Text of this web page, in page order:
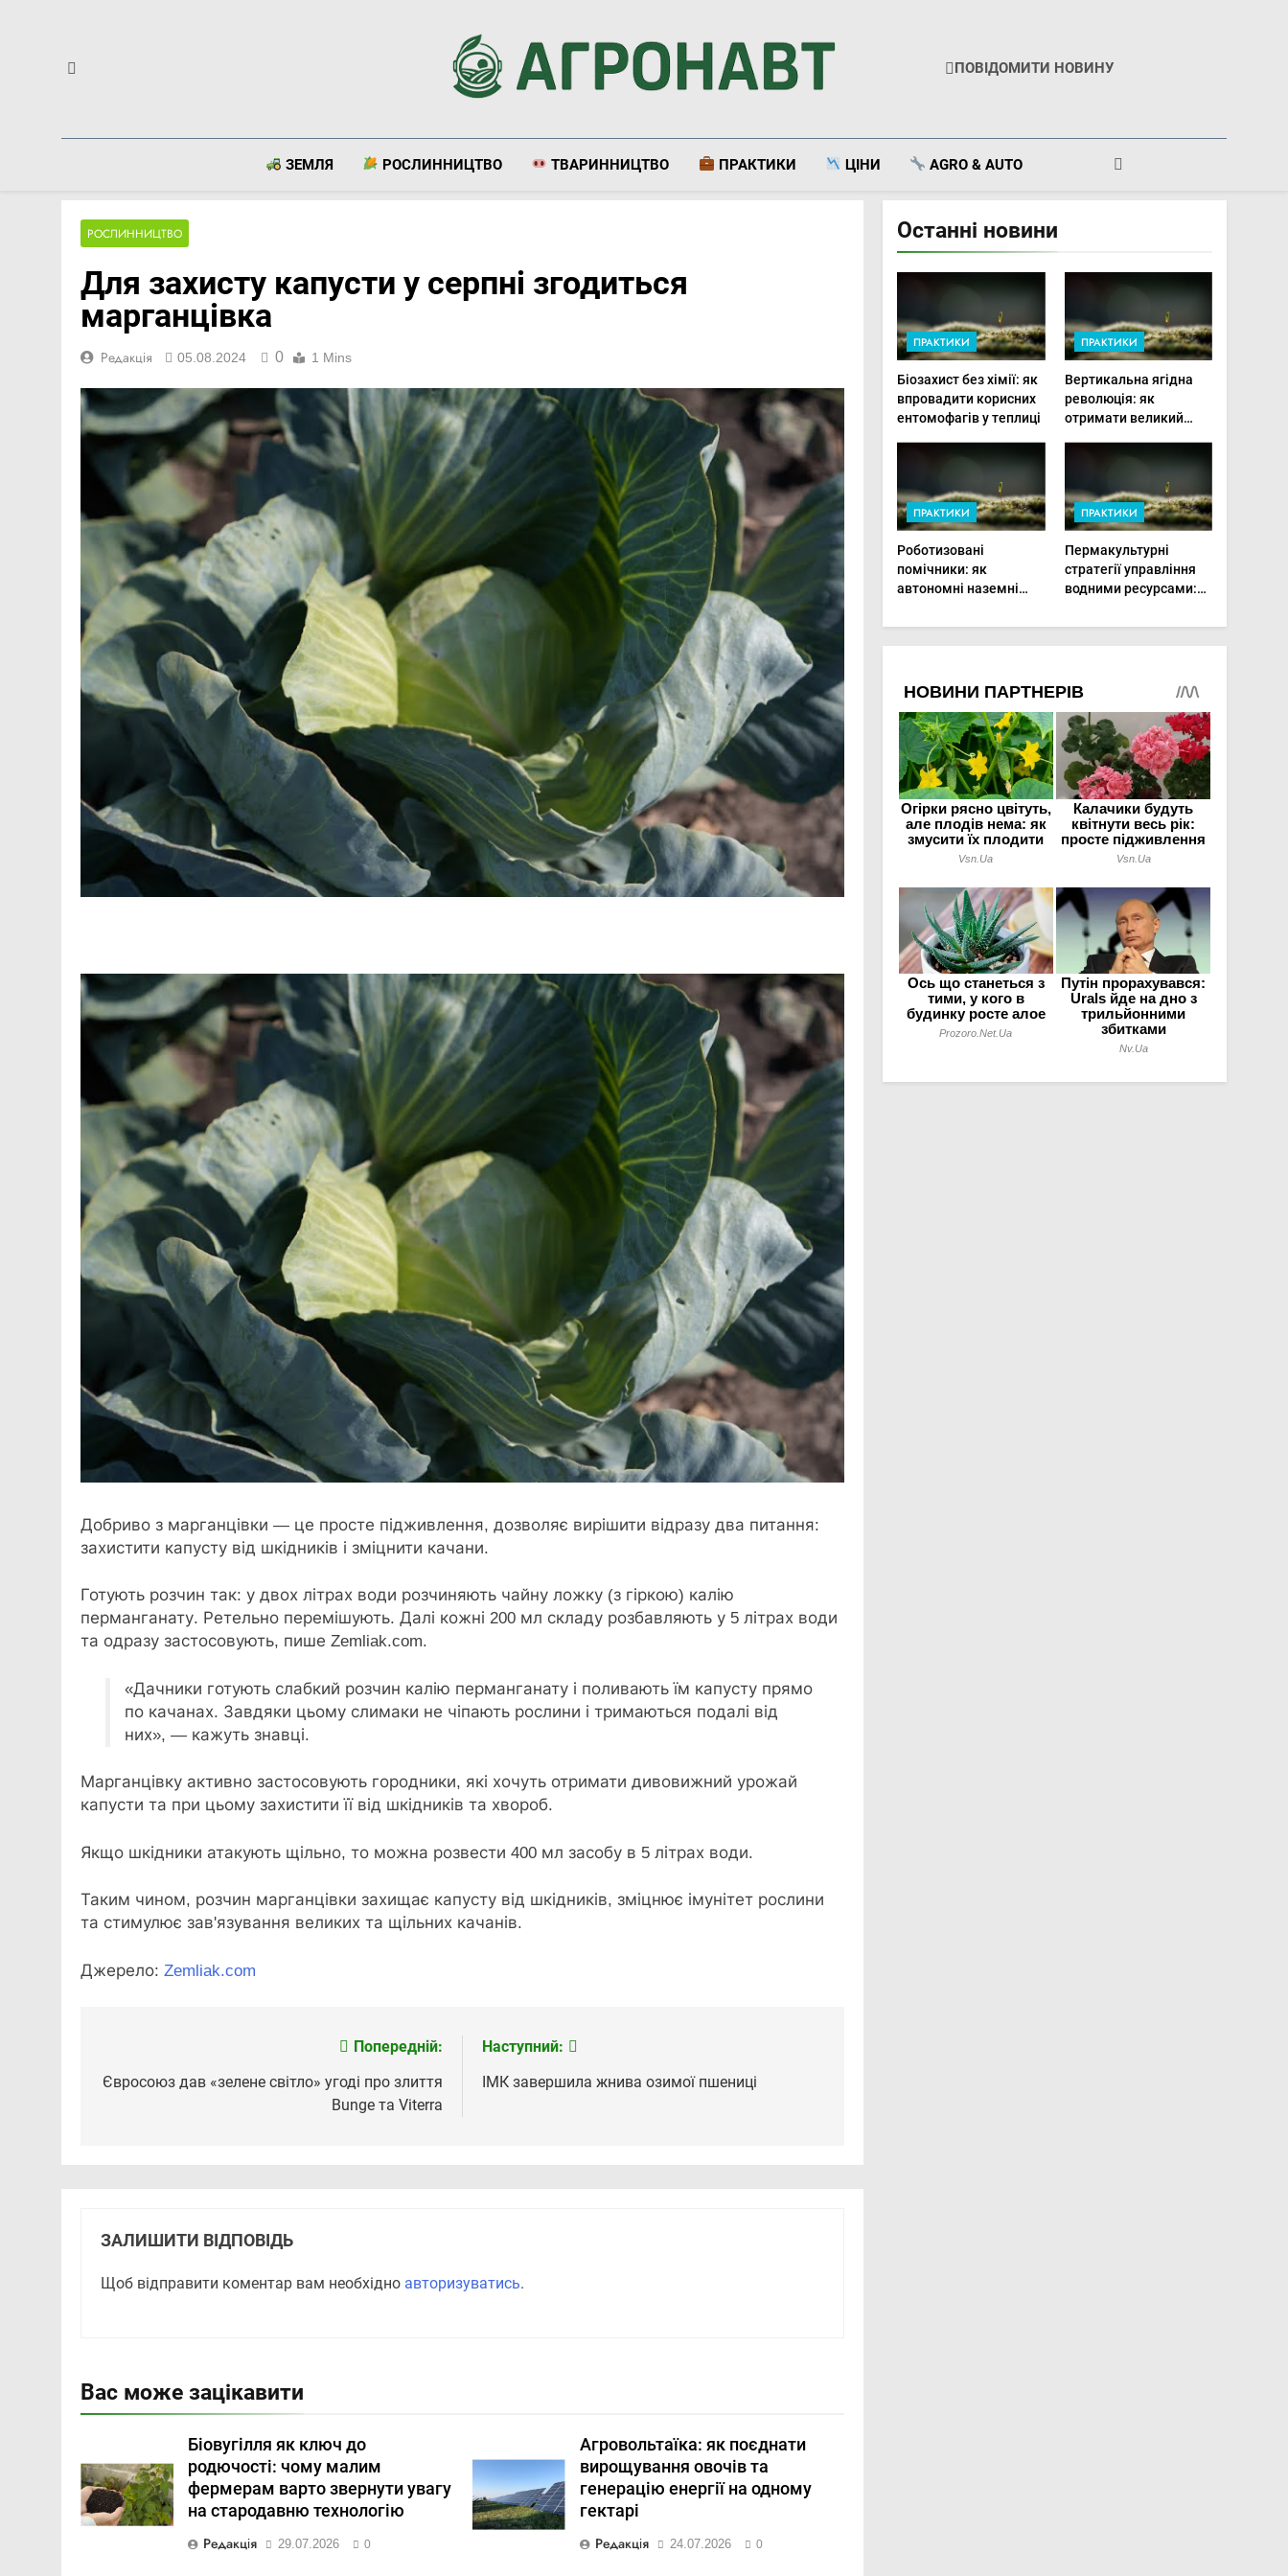
Агронавт
ПОВІДОМИТИ НОВИНУ
ЗЕМЛЯ РОСЛИННИЦТВО ТВАРИННИЦТВО ПРАКТИКИ ЦІНИ AGRO & AUTO
РОСЛИННИЦТВО
Для захисту капусти у серпні згодиться
марганцівка
Редакція 05.08.2024 0 1 Mins
Link
Добриво з марганцівки — це просте підживлення, дозволяє вирішити відразу два питання:
захистити капусту від шкідників і зміцнити качани.
Готують розчин так: у двох літрах води розчиняють чайну ложку (з гіркою) калію
перманганату. Ретельно перемішують. Далі кожні 200 мл складу розбавляють у 5 літрах води
та одразу застосовують, пише Zemliak.com.
«Дачники готують слабкий розчин калію перманганату і поливають їм капусту прямо
по качанах. Завдяки цьому слимаки не чіпають рослини і тримаються подалі від
них», — кажуть знавці.
Марганцівку активно застосовують городники, які хочуть отримати дивовижний урожай
капусти та при цьому захистити її від шкідників та хвороб.
Якщо шкідники атакують щільно, то можна розвести 400 мл засобу в 5 літрах води.
Таким чином, розчин марганцівки захищає капусту від шкідників, зміцнює імунітет рослини
та стимулює зав'язування великих та щільних качанів.
Джерело: Zemliak.com
записів
Попередній:
Євросоюз дав «зелене світло» угоді про злиття
Bunge та Viterra
Наступний:
ІМК завершила жнива озимої пшениці
ЗАЛИШИТИ ВІДПОВІДЬ
Щоб відправити коментар вам необхідно авторизуватись.
Вас може зацікавити
Біовугілля як ключ до
родючості: чому малим
фермерам варто звернути увагу
на стародавню технологію
Редакція 29.07.2026 0
Агровольтаїка: як поєднати
вирощування овочів та
генерацію енергії на одному
гектарі
Редакція 24.07.2026 0
Останні новини
ПРАКТИКИ
Біозахист без хімії: як
впровадити корисних
ентомофагів у теплиці
ПРАКТИКИ
Вертикальна ягідна
революція: як
отримати великий
мінімальній площі
ПРАКТИКИ
Роботизовані
помічники: як
автономні наземні
догляд за органічними
овочами
ПРАКТИКИ
Пермакультурні
стратегії управління
водними ресурсами:
господарство стійким
до посухи